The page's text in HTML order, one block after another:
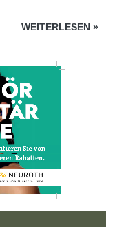
WEITERLESEN »